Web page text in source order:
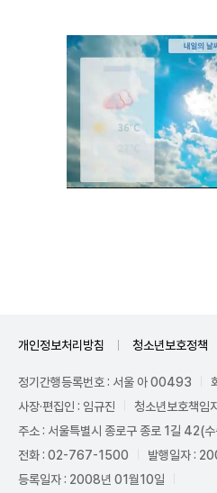
개인정보처리방침 청소년보호정책
정기간행등록번호 : 서울 아 00493
사장·편집인 : 임규진
청소년보호책임
주소 : 서울특별시 종로구 종로 1길 42(
전화 : 02-767-1500
발행일자 :
등록일자 : 2008년 01월10일